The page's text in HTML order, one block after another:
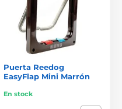
Puerta Reedog
EasyFlap Mini Marrón
En stock